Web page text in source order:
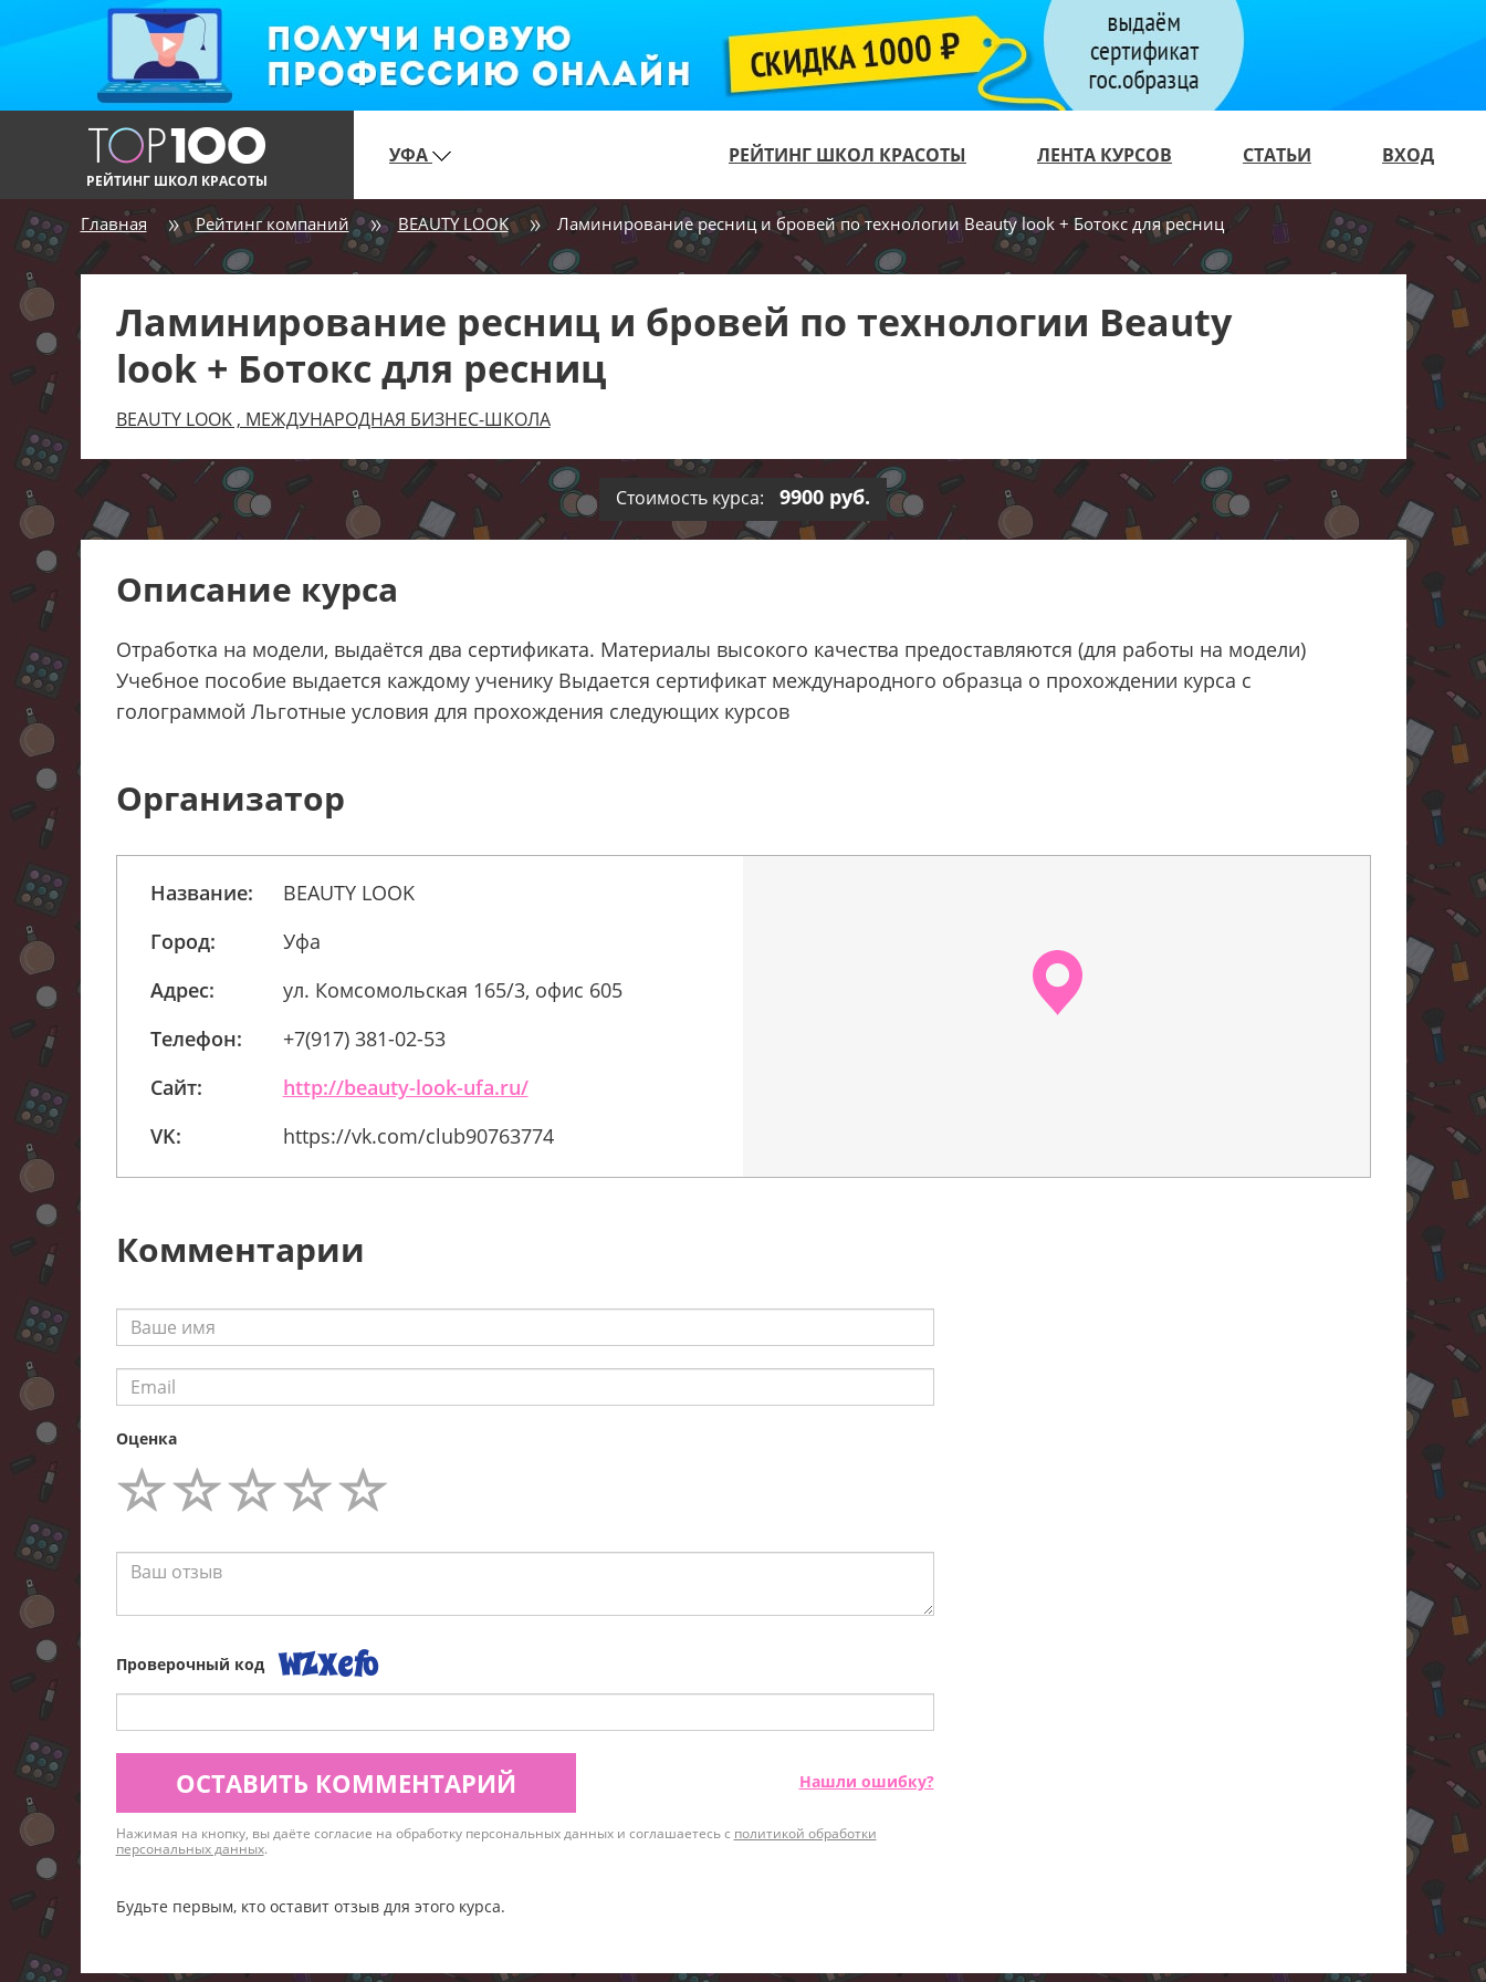
РЕЙТИНГ ШКОЛ КРАСОТЫ
УФА РЕЙТИНГ ШКОЛ КРАСОТЫ ЛЕНТА КУРСОВ СТАТЬИ ВХОД
Главная Рейтинг компаний BEAUTY LOOK Ламинирование ресниц и бровей по технологии Beauty look + Ботокс для ресниц
Ламинирование ресниц и бровей по технологии Beauty
look + Ботокс для ресниц
BEAUTY LOOK , МЕЖДУНАРОДНАЯ БИЗНЕС-ШКОЛА
Стоимость курса: 9900 руб.
Описание курса
Отработка на модели, выдаётся два сертификата. Материалы высокого качества предоставляются (для работы на модели)
Учебное пособие выдается каждому ученику Выдается сертификат международного образца о прохождении курса с
голограммой Льготные условия для прохождения следующих курсов
Организатор
Название:
BEAUTY LOOK
Город:
Уфа
Адрес:
ул. Комсомольская 165/3, офис 605
Телефон:
+7(917) 381-02-53
Сайт:
http://beauty-look-ufa.ru/
VK:
https://vk.com/club90763774
Комментарии
Оценка
Проверочный код
ОСТАВИТЬ КОММЕНТАРИЙ Нашли ошибку?
Нажимая на кнопку, вы даёте согласие на обработку персональных данных и соглашаетесь с политикой обработки
персональных данных.
Будьте первым, кто оставит отзыв для этого курса.